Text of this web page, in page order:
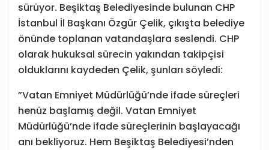
sürüyor. Beşiktaş Belediyesinde bulunan CHP
İstanbul İl Başkanı Özgür Çelik, çıkışta belediye
önünde toplanan vatandaşlara seslendi. CHP
olarak hukuksal sürecin yakından takipçisi
olduklarını kaydeden Çelik, şunları söyledi:
”Vatan Emniyet Müdürlüğü’nde ifade süreçleri
henüz başlamış değil. Vatan Emniyet
Müdürlüğü’nde ifade süreçlerinin başlayacağı
anı bekliyoruz. Hem Beşiktaş Belediyesi’nden